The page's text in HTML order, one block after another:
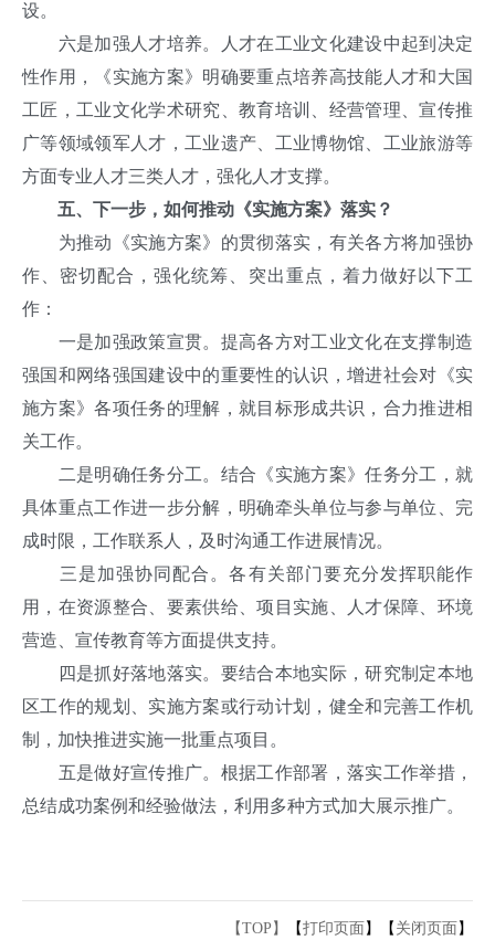
设。
六是加强人才培养。人才在工业文化建设中起到决定
性作用，《实施方案》明确要重点培养高技能人才和大国
工匠，工业文化学术研究、教育培训、经营管理、宣传推
广等领域领军人才，工业遗产、工业博物馆、工业旅游等
方面专业人才三类人才，强化人才支撑。
五、下一步，如何推动《实施方案》落实？
为推动《实施方案》的贯彻落实，有关各方将加强协
作、密切配合，强化统筹、突出重点，着力做好以下工
作：
一是加强政策宣贯。提高各方对工业文化在支撑制造
强国和网络强国建设中的重要性的认识，增进社会对《实
施方案》各项任务的理解，就目标形成共识，合力推进相
关工作。
二是明确任务分工。结合《实施方案》任务分工，就
具体重点工作进一步分解，明确牵头单位与参与单位、完
成时限，工作联系人，及时沟通工作进展情况。
三是加强协同配合。各有关部门要充分发挥职能作
用，在资源整合、要素供给、项目实施、人才保障、环境
营造、宣传教育等方面提供支持。
四是抓好落地落实。要结合本地实际，研究制定本地
区工作的规划、实施方案或行动计划，健全和完善工作机
制，加快推进实施一批重点项目。
五是做好宣传推广。根据工作部署，落实工作举措，
总结成功案例和经验做法，利用多种方式加大展示推广。
【TOP】 【打印页面 】【 关闭页面 】